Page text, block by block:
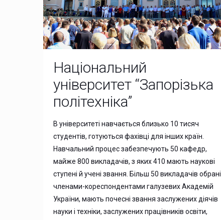
Національний
університет “Запорізька
політехніка”
В університеті навчається близько 10 тисяч
студентів, готуються фахівці для інших країн.
Навчальний процес забезпечують 50 кафедр,
майже 800 викладачів, з яких 410 мають наукові
ступені й учені звання. Більш 50 викладачів обрані
членами-кореспондентами галузевих Академій
України, мають почесні звання заслужених діячів
науки і техніки, заслужених працівників освіти,